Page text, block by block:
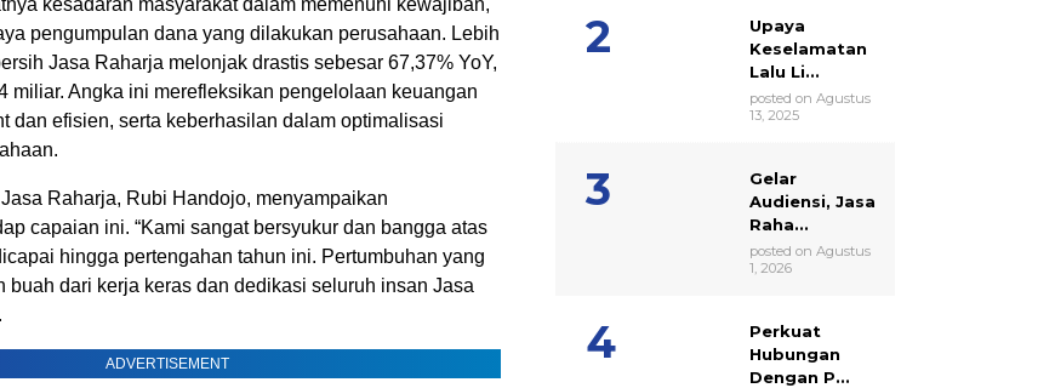
pengumpulan dana yang dilakukan perusahaan. Lebih
Jasa Raharja melonjak drastis sebesar 67,37% YoY,
miliar. Angka ini merefleksikan pengelolaan keuangan
dan efisien, serta keberhasilan dalam optimalisasi
Raharja, Rubi Handojo, menyampaikan
capaian ini. “Kami sangat bersyukur dan bangga atas
hingga pertengahan tahun ini. Pertumbuhan yang
buah dari kerja keras dan dedikasi seluruh insan Jasa
ADVERTISEMENT
Upaya
Keselamatan
Lalu Li...
posted on Agustus
13, 2025
Gelar
Audiensi, Jasa
Raha...
posted on Agustus
1, 2026
Perkuat
Hubungan
Dengan P...